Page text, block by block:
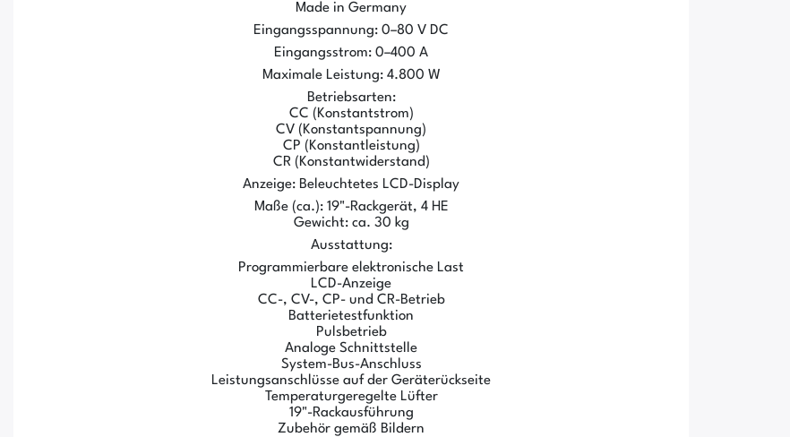
Made in Germany
Eingangsspannung: 0–80 V DC
Eingangsstrom: 0–400 A
Maximale Leistung: 4.800 W
Betriebsarten:
CC (Konstantstrom)
CV (Konstantspannung)
CP (Konstantleistung)
CR (Konstantwiderstand)
Anzeige: Beleuchtetes LCD-Display
Maße (ca.): 19"-Rackgerät, 4 HE
Gewicht: ca. 30 kg
Ausstattung:
Programmierbare elektronische Last
LCD-Anzeige
CC-, CV-, CP- und CR-Betrieb
Batterietestfunktion
Pulsbetrieb
Analoge Schnittstelle
System-Bus-Anschluss
Leistungsanschlüsse auf der Geräterückseite
Temperaturgeregelte Lüfter
19"-Rackausführung
Zubehör gemäß Bildern